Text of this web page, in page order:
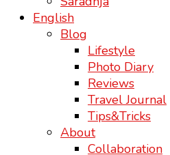
English
Blog
Lifestyle
Photo Diary
Reviews
Travel Journal
Tips&Tricks
About
Collaboration